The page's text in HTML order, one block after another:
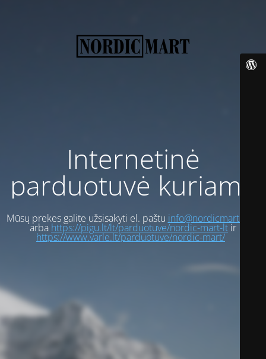
Internetinė
parduotuvė kuriama
Mūsų prekes galite užsisakyti el. paštu info@nordicmart.com
arba https://pigu.lt/lt/parduotuve/nordic-mart-ltir
https://www.varle.lt/parduotuve/nordic-mart/